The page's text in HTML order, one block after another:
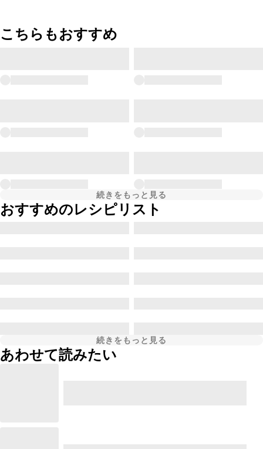
こちらもおすすめ
続きをもっと見る
おすすめのレシピリスト
続きをもっと見る
あわせて読みたい